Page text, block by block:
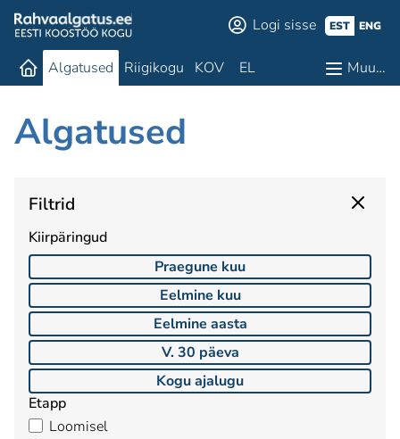
Logi sisse EST ENG
Algatused Riigikogu KOV EL Muu…
Algatused
Filtrid
Kiirpäringud
Praegune kuu
Eelmine kuu
Eelmine aasta
V. 30 päeva
Kogu ajalugu
Etapp
Loomisel